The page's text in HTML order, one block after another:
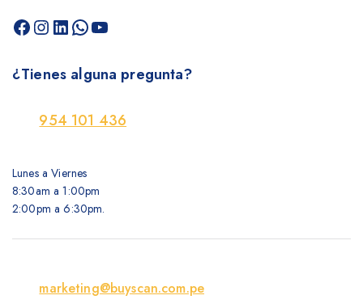
¿Tienes alguna pregunta?
954 101 436
Lunes a Viernes
8:30am a 1:00pm
2:00pm a 6:30pm.
marketing@buyscan.com.pe